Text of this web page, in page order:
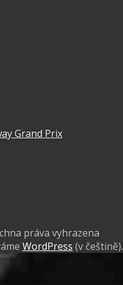
Grand Prix
práva vyhrazena
WordPress (v češtině).